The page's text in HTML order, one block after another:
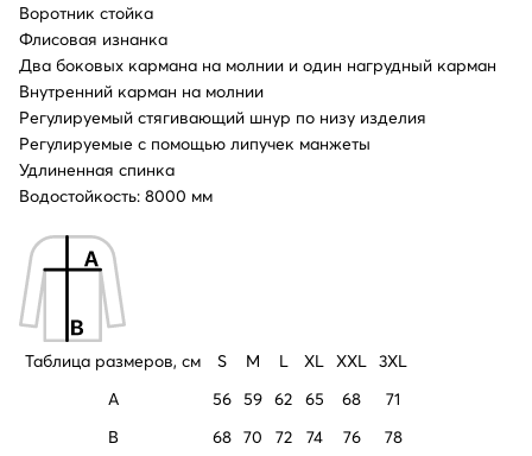
Воротник стойка
Флисовая изнанка
Два боковых кармана на молнии и один нагрудный карман
Внутренний карман на молнии
Регулируемый стягивающий шнур по низу изделия
Регулируемые с помощью липучек манжеты
Удлиненная спинка
Водостойкость: 8000 мм
Таблица размеров, см S M L XL XXL 3XL
A
56 59 62 65 68
71
B
68 70 72 74 76
78